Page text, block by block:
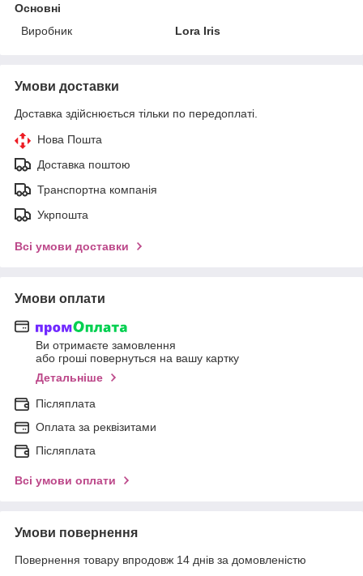
Основні
Виробник
Lora Iris
Умови доставки
Доставка здійснюється тільки по передоплаті.
Нова Пошта
Доставка поштою
Транспортна компанія
Укрпошта
Всі умови доставки
Умови оплати
Ви отримаєте замовлення
або гроші повернуться на вашу картку
Детальніше
Післяплата
Оплата за реквізитами
Післяплата
Всі умови оплати
Умови повернення
Повернення товару впродовж 14 днів за домовленістю